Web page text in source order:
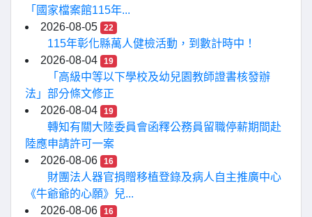
「國家檔案館115年...
2026-08-05
22
115年彰化縣萬人健檢活動，到數計時中！
2026-08-04
19
「高級中等以下學校及幼兒園教師證書核發辦
法」部分條文修正
2026-08-04
19
轉知有關大陸委員會函釋公務員留職停薪期間赴
陸應申請許可一案
2026-08-06
16
財團法人器官捐贈移植登錄及病人自主推廣中心
《牛爺爺的心願》兒...
2026-08-06
16